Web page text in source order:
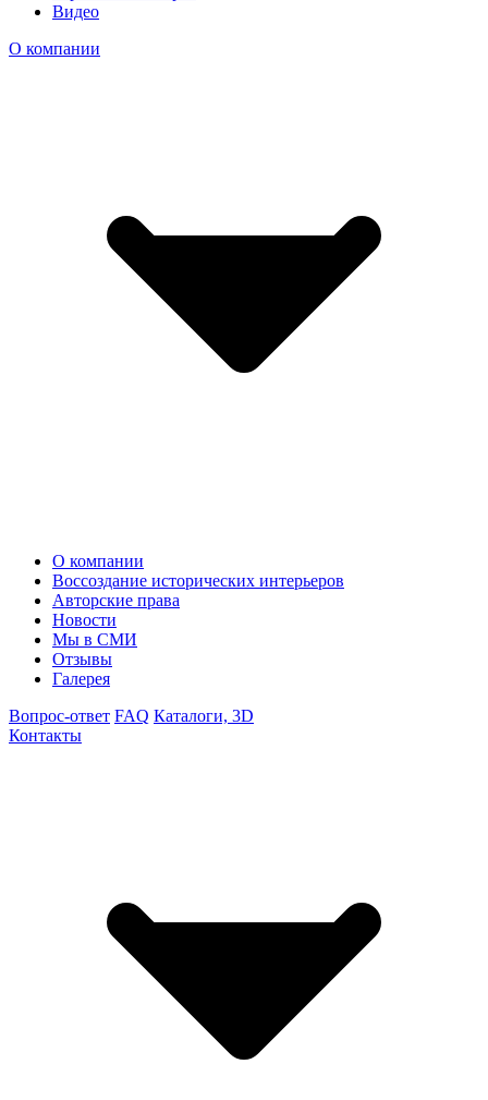
Видео
О компании
О компании
Воссоздание исторических интерьеров
Авторские права
Новости
Мы в СМИ
Отзывы
Галерея
Вопрос-ответ FAQ Каталоги, 3D
Контакты